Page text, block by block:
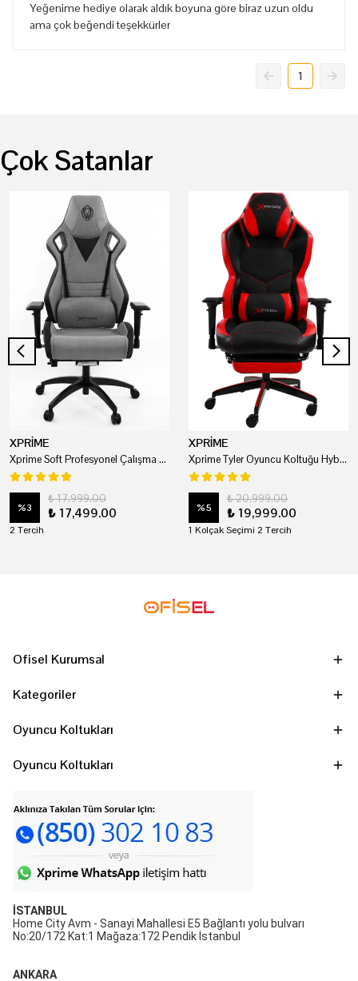
Yeğenime hediye olarak aldık boyuna göre biraz uzun oldu
ama çok beğendi teşekkürler
1
Çok Satanlar
XPRİME
Xprime Soft Profesyonel Çalışma Ve Oyuncu Koltuğu
%3
₺ 17,999.00
₺ 17,499.00
2 Tercih
XPRİME
Xprime Tyler Oyuncu Koltuğu Hybrid Kumaş Kırmızı
%5
₺ 20,999.00
₺ 19,999.00
1 Kolçak Seçimi 2 Tercih
Ofisel Kurumsal
Kategoriler
Oyuncu Koltukları
Oyuncu Koltukları
İSTANBUL
Home City Avm - Sanayi Mahallesi E5 Bağlantı yolu bulvarı
No:20/172 Kat:1 Mağaza:172 Pendik İstanbul
ANKARA